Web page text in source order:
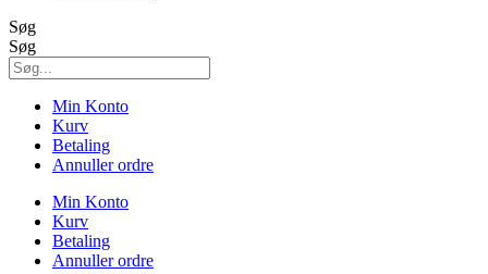
Søg
Søg
Min Konto
Kurv
Betaling
Annuller ordre
Min Konto
Kurv
Betaling
Annuller ordre